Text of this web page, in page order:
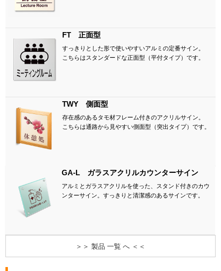
FT 正面型
すっきりとした形で使いやすいアルミの定番サイン。
こちらはスタンダードな正面型（平付タイプ）です。
TWY 側面型
存在感のあるタモ材フレーム付きのアクリルサイン。
こちらは通路から見やすい側面型（突出タイプ）です。
GA-L ガラスアクリルカウンターサイン
アルミとガラスアクリルを使った、スタンド付きのカウ
ンターサイン。すっきりと清潔感のあるサインです。
＞＞ 製品 一覧 へ ＜＜